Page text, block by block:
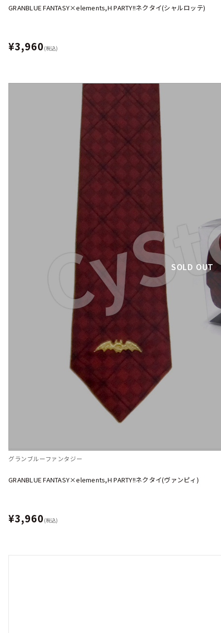
GRANBLUE FANTASY×elements,H PARTY!!ネクタイ(シャルロッテ)
¥3,960 (税込)
SOLD OUT
グランブルーファンタジー
GRANBLUE FANTASY×elements,H PARTY!!ネクタイ(ヴァンピィ)
¥3,960 (税込)